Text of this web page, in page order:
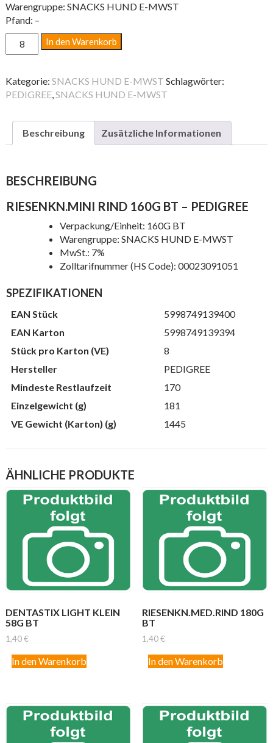
Warengruppe: SNACKS HUND E-MWST
Pfand: –
RIESENKN.MINI
RIND
BT
Menge
In den Warenkorb
Kategorie: SNACKS HUND E-MWST Schlagwörter:
PEDIGREE,SNACKS HUND E-MWST
Beschreibung Zusätzliche Informationen
BESCHREIBUNG
RIESENKN.MINI RIND 160G BT – PEDIGREE
Verpackung/Einheit: 160G BT
Warengruppe: SNACKS HUND E-MWST
MwSt.: 7%
Zolltarifnummer (HS Code): 00023091051
SPEZIFIKATIONEN
EAN Stück
5998749139400
EAN Karton
5998749139394
Stück pro Karton (VE)
8
Hersteller
PEDIGREE
Mindeste Restlaufzeit
170
Einzelgewicht (g)
181
VE Gewicht (Karton) (g)
1445
ÄHNLICHE PRODUKTE
DENTASTIX LIGHT KLEIN
58G BT
1,40€
In den Warenkorb
RIESENKN.MED.RIND 180G
BT
1,40€
In den Warenkorb